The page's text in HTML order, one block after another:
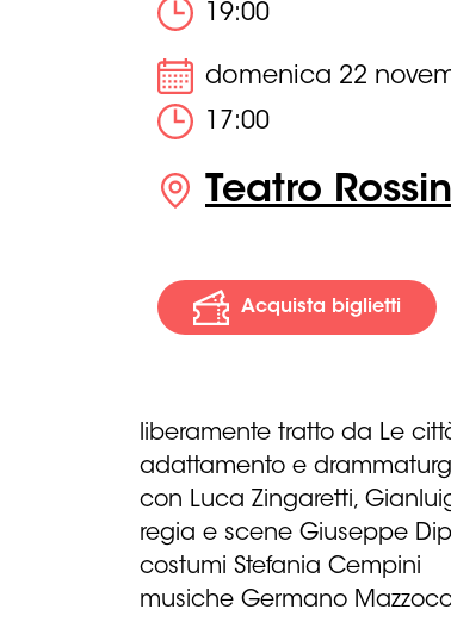
19:00
domenica 22
17:00
Teatro
Acquista biglietti
liberamente tratto da Le
adattamento e
con Luca Zingaretti,
regia e scene Giuseppe
costumi Stefania Cempini
musiche Germano